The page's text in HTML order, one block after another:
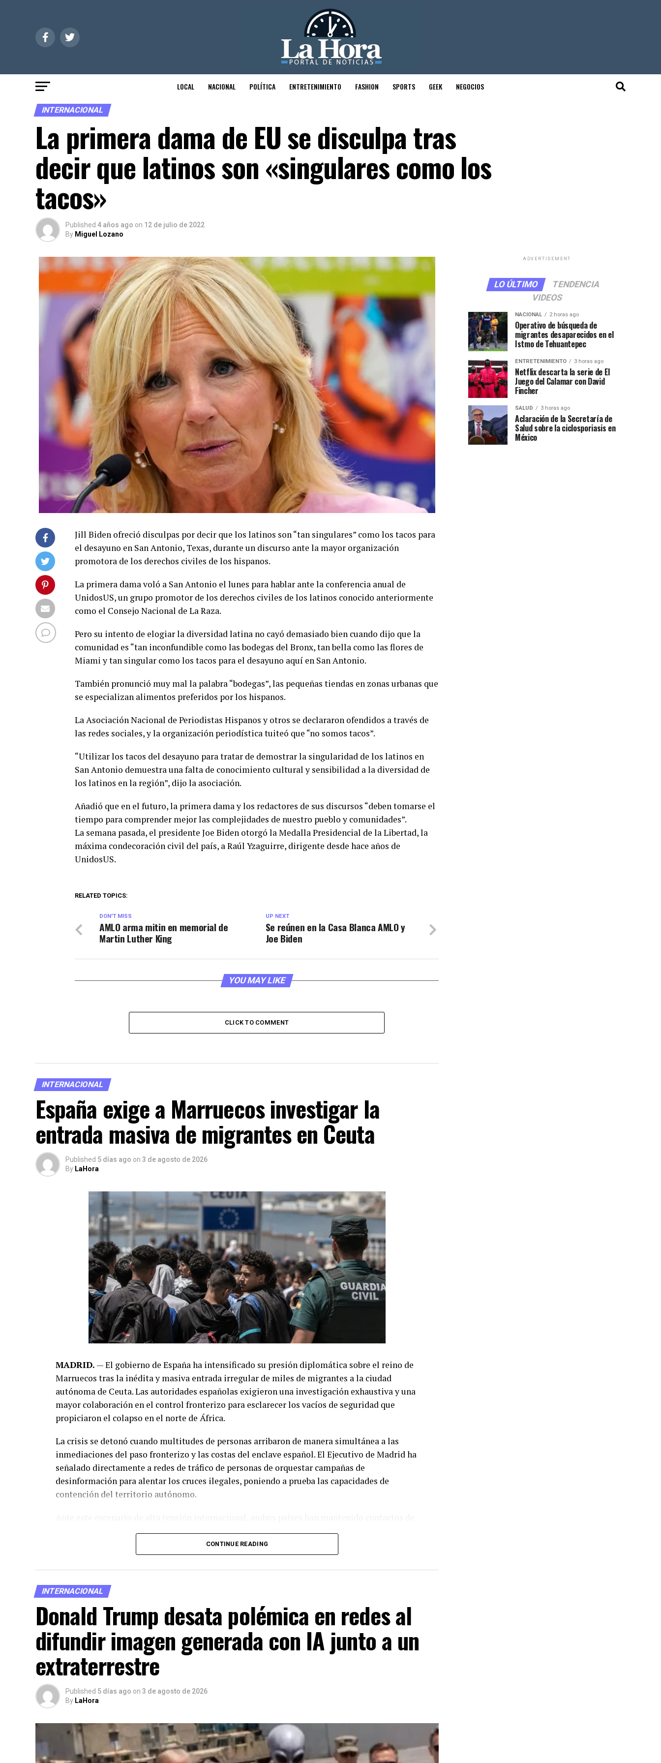
LOCAL NACIONAL POLÍTICA ENTRETENIMIENTO FASHION SPORTS GEEK NEGOCIOS
INTERNACIONAL
La primera dama de EU se disculpa tras
decir que latinos son «singulares como los
tacos»
Published 4 años ago on 12 de julio de 2022
By Miguel Lozano
Jill Biden ofreció disculpas por decir que los latinos son “tan singulares” como los tacos para
el desayuno en San Antonio, Texas, durante un discurso ante la mayor organización
promotora de los derechos civiles de los hispanos.
La primera dama voló a San Antonio el lunes para hablar ante la conferencia anual de
UnidosUS, un grupo promotor de los derechos civiles de los latinos conocido anteriormente
como el Consejo Nacional de La Raza.
Pero su intento de elogiar la diversidad latina no cayó demasiado bien cuando dijo que la
comunidad es “tan inconfundible como las bodegas del Bronx, tan bella como las flores de
Miami y tan singular como los tacos para el desayuno aquí en San Antonio.
También pronunció muy mal la palabra “bodegas”, las pequeñas tiendas en zonas urbanas que
se especializan alimentos preferidos por los hispanos.
La Asociación Nacional de Periodistas Hispanos y otros se declararon ofendidos a través de
las redes sociales, y la organización periodística tuiteó que “no somos tacos”.
“Utilizar los tacos del desayuno para tratar de demostrar la singularidad de los latinos en
San Antonio demuestra una falta de conocimiento cultural y sensibilidad a la diversidad de
los latinos en la región”, dijo la asociación.
Añadió que en el futuro, la primera dama y los redactores de sus discursos “deben tomarse el
tiempo para comprender mejor las complejidades de nuestro pueblo y comunidades”.
La semana pasada, el presidente Joe Biden otorgó la Medalla Presidencial de la Libertad, la
máxima condecoración civil del país, a Raúl Yzaguirre, dirigente desde hace años de
UnidosUS.
RELATED TOPICS:
UP NEXT
Se reúnen en la Casa Blanca AMLO y
Joe Biden
DON'T MISS
AMLO arma mitin en memorial de
Martin Luther King
YOU MAY LIKE
CLICK TO COMMENT
INTERNACIONAL
España exige a Marruecos investigar la
entrada masiva de migrantes en Ceuta
Published 5 días ago on 3 de agosto de 2026
By LaHora
MADRID. — El gobierno de España ha intensificado su presión diplomática sobre el reino de
Marruecos tras la inédita y masiva entrada irregular de miles de migrantes a la ciudad
autónoma de Ceuta. Las autoridades españolas exigieron una investigación exhaustiva y una
mayor colaboración en el control fronterizo para esclarecer los vacíos de seguridad que
propiciaron el colapso en el norte de África.
La crisis se detonó cuando multitudes de personas arribaron de manera simultánea a las
inmediaciones del paso fronterizo y las costas del enclave español. El Ejecutivo de Madrid ha
señalado directamente a redes de tráfico de personas de orquestar campañas de
desinformación para alentar los cruces ilegales, poniendo a prueba las capacidades de
contención del territorio autónomo.
emergencia para agilizar los protocolos de retorno y contención. Mientras tanto,
organizaciones internacionales y Gobiernos de la región observan con preocupación el
desarrollo de los acontecimientos, advirtiendo sobre la vulnerabilidad constante en las
únicas fronteras terrestres que la Unión Europea comparte con el continente africano.
CONTINUE READING
INTERNACIONAL
Donald Trump desata polémica en redes al
difundir imagen generada con IA junto a un
extraterrestre
Published 5 días ago on 3 de agosto de 2026
By LaHora
ADVERTISEMENT
LO ÚLTIMO
TENDENCIA
VIDEOS
NACIONAL 2 horas ago
Operativo de búsqueda de
migrantes desaparecidos en el
Istmo de Tehuantepec
ENTRETENIMIENTO 3 horas ago
Netflix descarta la serie de El
Juego del Calamar con David
Fincher
SALUD 3 horas ago
Aclaración de la Secretaría de
Salud sobre la ciclosporiasis en
México